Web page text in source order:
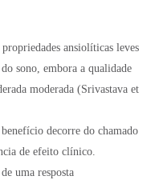
ansiolíticas leves
sono, embora a qualidade
moderada (Srivastava et
decorre do chamado
de efeito clínico.
uma resposta